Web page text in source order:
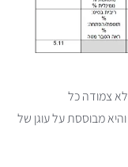
צמודה כל
יכולים לראות שהריבית היא 4.65%, והיא מבוססת על עוגן של